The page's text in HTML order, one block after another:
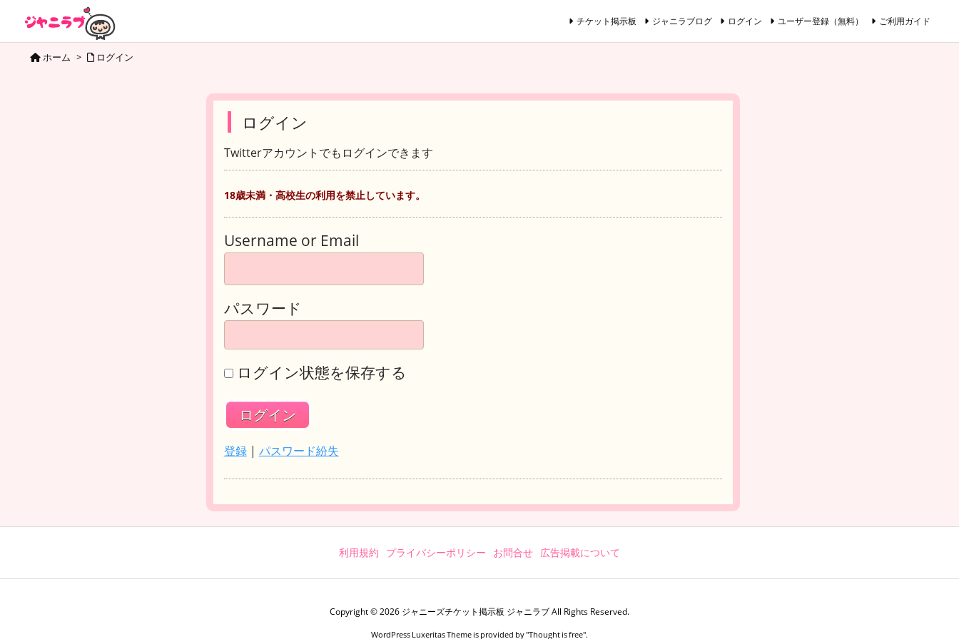
チケット掲示板 ジャニラブログ ログイン ユーザー登録（無料） ご利用ガイド
ホーム > ログイン
ログイン
Twitterアカウントでもログインできます
18歳未満・高校生の利用を禁止しています。
Username or Email
パスワード
ログイン状態を保存する
登録| パスワード紛失
利用規約 プライバシーポリシー お問合せ 広告掲載について
Copyright ©2026 ジャニーズチケット掲示板 ジャニラブAll Rights Reserved.
WordPress Luxeritas Theme is provided by "Thought is free".